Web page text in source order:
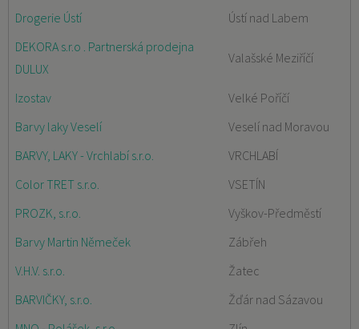
Drogerie Ústí
Ústí nad Labem
DEKORA s.r.o . Partnerská prodejna
DULUX
Valašské Meziříčí
Izostav
Velké Poříčí
Barvy laky Veselí
Veselí nad Moravou
BARVY, LAKY - Vrchlabí s.r.o.
VRCHLABÍ
Color TRET s.r.o.
VSETÍN
PROZK, s.r.o.
Vyškov-Předměstí
Barvy Martin Němeček
Zábřeh
V.H.V. s.r.o.
Žatec
BARVIČKY, s.r.o.
Žďár nad Sázavou